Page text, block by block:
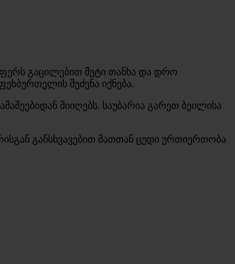
გაცილებით მეტი თანხა და დრო
შეძენა იქნება.
მიიღებს. საუბარია გარეთ ბეილისა
განსხვავებით მათთან ცუდი ურთიერთობა